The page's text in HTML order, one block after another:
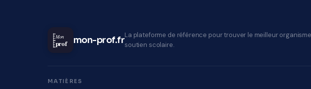
Mon
prof mon-prof.frLa plateforme de référence pour trouver le meilleur
soutien scolaire.
MATIÈRES